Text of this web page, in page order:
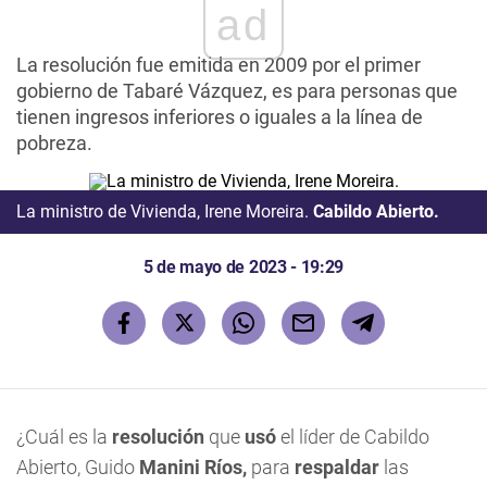
ad
La resolución fue emitida en 2009 por el primer
gobierno de Tabaré Vázquez, es para personas que
tienen ingresos inferiores o iguales a la línea de
pobreza.
La ministro de Vivienda, Irene Moreira. Cabildo Abierto.
5 de mayo de 2023 - 19:29
¿Cuál es la resolución que usóel líder de Cabildo
Abierto, Guido Manini Ríos, para respaldar las